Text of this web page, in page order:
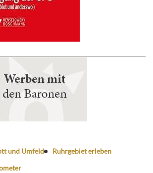
und Umfeld
Ruhrgebiet erleben